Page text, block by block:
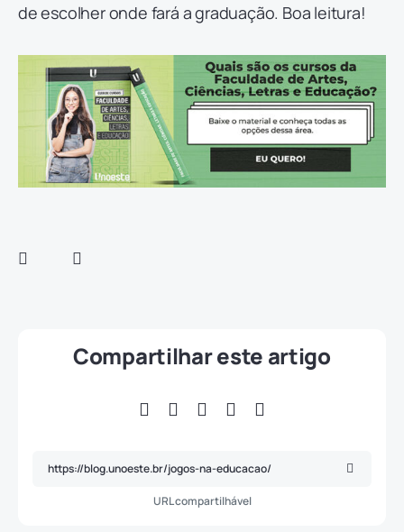
de escolher onde fará a graduação. Boa leitura!
Compartilhar este artigo
URL compartilhável